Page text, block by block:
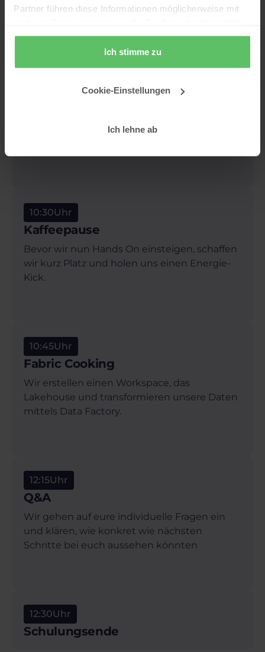
Partner führen diese Informationen möglicherweise mit
haben oder die sie im Rahmen Ihrer Nutzung der Dienste
Ich stimme zu
Cookie-Einstellungen
Ich lehne ab
Fabric Pre Cooking
Gemeinsam lernen wir die Basics in MS Fabric
Wofür sind Data Factory und Data
10:30Uhr
Kaffeepause
Bevor wir nun Hands On einsteigen, schaffen
wir kurz Platz und holen uns einen Energie-
Kick.
10:45Uhr
Fabric Cooking
Wir erstellen einen Workspace, das
Lakehouse und transformieren unsere Daten
mittels Data Factory.
12:15Uhr
Q&A
Wir gehen auf eure individuelle Fragen ein
und klären, wie konkret wie nächsten
Schritte bei euch aussehen könnten
12:30Uhr
Schulungsende